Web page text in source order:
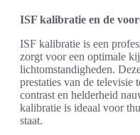
ISF kalibratie en de
ISF kalibratie is een
zorgt voor een optimale
lichtomstandigheden.
prestaties van de televisie
contrast en helderheid
kalibratie is ideaal voor
staat.